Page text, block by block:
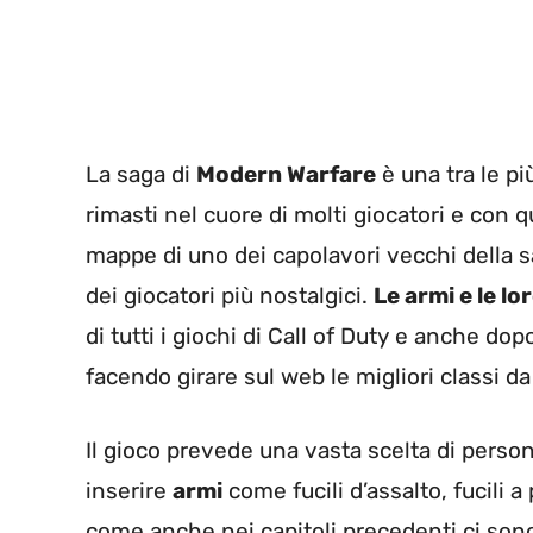
La saga di Modern Warfare è una tra le
rimasti nel cuore di molti giocatori e con
mappe di uno dei capolavori vecchi della
dei giocatori più nostalgici. Le armi e le
di tutti i giochi di Call of Duty e anche
facendo girare sul web le migliori classi
Il gioco prevede una vasta scelta di
inserire armi come fucili d’assalto, fucili